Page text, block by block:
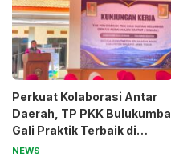
Perkuat Kolaborasi Antar
Daerah, TP PKK Bulukumba
Gali Praktik Terbaik di
Kabupaten Malang
NEWS